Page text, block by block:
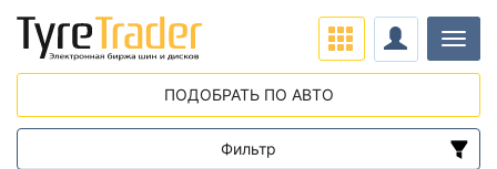
ПОДОБРАТЬ ПО АВТО
Фильтр